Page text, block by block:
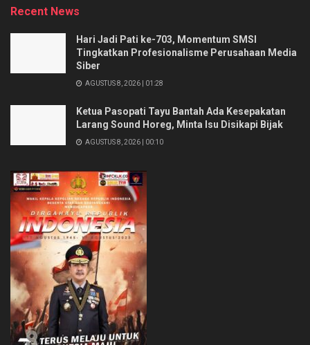
Recent News
Hari Jadi Pati ke-703, Momentum SMSI
Tingkatkan Profesionalisme Perusahaan Media
Siber
AGUSTUS 8, 2026 | 01:28
Ketua Pasopati Tayu Bantah Ada Kesepakatan
Larang Sound Horeg, Minta Isu Disikapi Bijak
AGUSTUS 8, 2026 | 00:10